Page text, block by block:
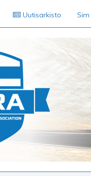
Uutisarkisto Sim